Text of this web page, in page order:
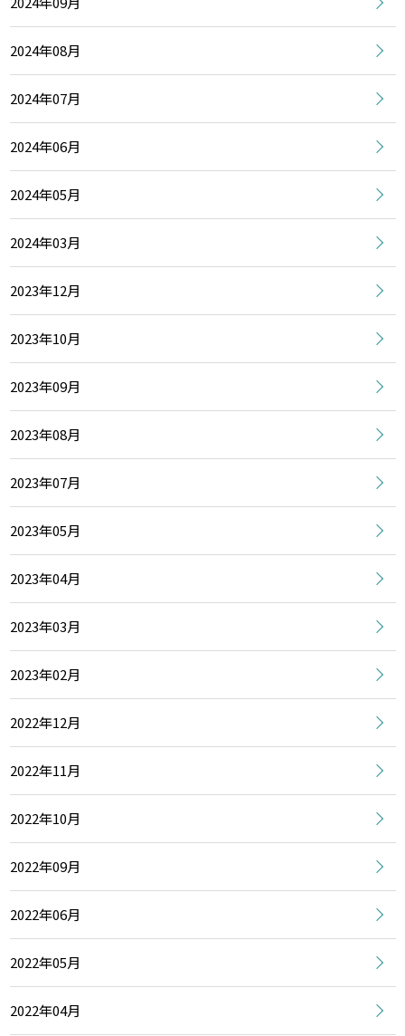
2024年08月
2024年07月
2024年06月
2024年05月
2024年03月
2023年12月
2023年10月
2023年09月
2023年08月
2023年07月
2023年05月
2023年04月
2023年03月
2023年02月
2022年12月
2022年11月
2022年10月
2022年09月
2022年06月
2022年05月
2022年04月